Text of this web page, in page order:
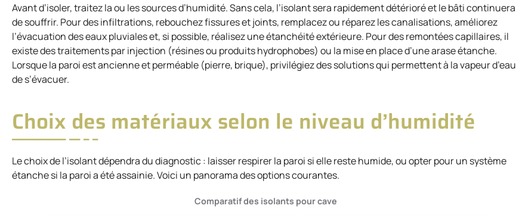
Avant d’isoler, traitez la ou les sources d’humidité. Sans cela, l’isolant sera rapidement détérioré et le bâti continuera
de souffrir. Pour des infiltrations, rebouchez fissures et joints, remplacez ou réparez les canalisations, améliorez
l’évacuation des eaux pluviales et, si possible, réalisez une étanchéité extérieure. Pour des remontées capillaires, il
existe des traitements par injection (résines ou produits hydrophobes) ou la mise en place d’une arase étanche.
Lorsque la paroi est ancienne et perméable (pierre, brique), privilégiez des solutions qui permettent à la vapeur d’eau
de s’évacuer.
Choix des matériaux selon le niveau d’humidité
Le choix de l’isolant dépendra du diagnostic : laisser respirer la paroi si elle reste humide, ou opter pour un système
étanche si la paroi a été assainie. Voici un panorama des options courantes.
Comparatif des isolants pour cave